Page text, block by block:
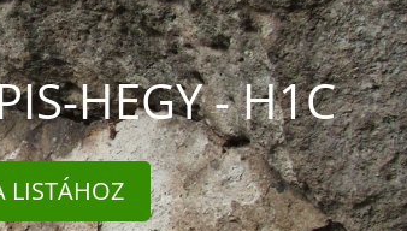
HEGY - H1C
LISTÁHOZ